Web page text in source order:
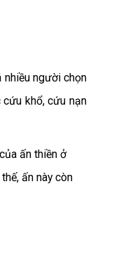
người chọn
khổ, cứu nạn
ấn thiền ở
ấn này còn